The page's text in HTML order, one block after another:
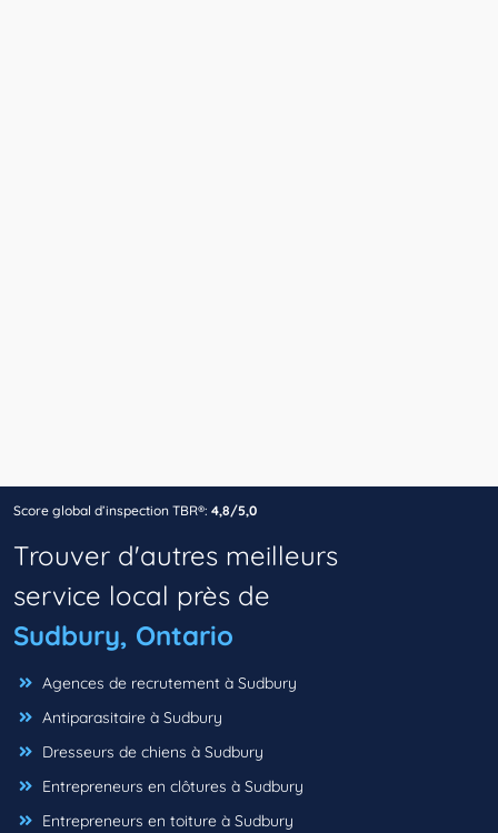
Score global d’inspection TBR®: 4,8/5,0
Trouver d'autres meilleurs
service local près de
Sudbury, Ontario
Agences de recrutement à Sudbury
Antiparasitaire à Sudbury
Dresseurs de chiens à Sudbury
Entrepreneurs en clôtures à Sudbury
Entrepreneurs en toiture à Sudbury